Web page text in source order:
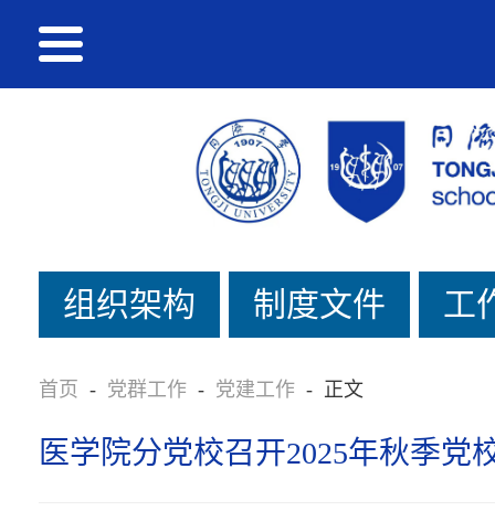
组织架构 制度文件 工
首页 - 党群工作 - 党建工作 - 正文
医学院分党校召开2025年秋季党